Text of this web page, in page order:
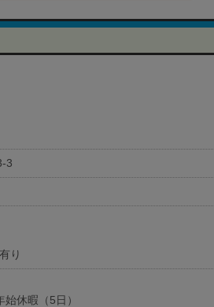
3
り
休暇（5日）